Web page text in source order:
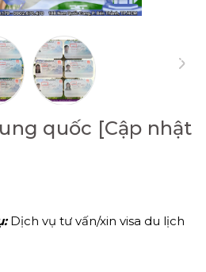
quốc [Cập nhật
Dịch vụ tư vấn/xin visa du lịch